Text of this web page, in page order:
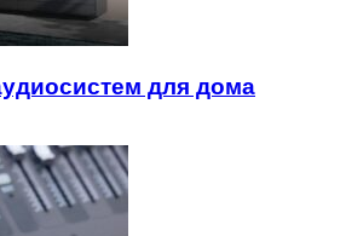
для дома